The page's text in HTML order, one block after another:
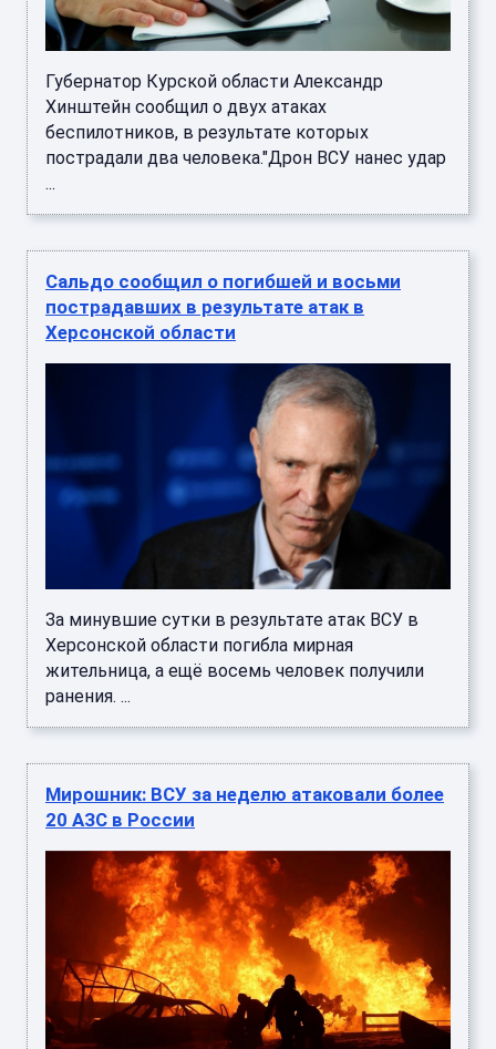
Губернатор Курской области Александр
Хинштейн сообщил о двух атаках
беспилотников, в результате которых
пострадали два человека."Дрон ВСУ нанес удар
...
Сальдо сообщил о погибшей и восьми
пострадавших в результате атак в
Херсонской области
За минувшие сутки в результате атак ВСУ в
Херсонской области погибла мирная
жительница, а ещё восемь человек получили
ранения. ...
Мирошник: ВСУ за неделю атаковали более
20 АЗС в России